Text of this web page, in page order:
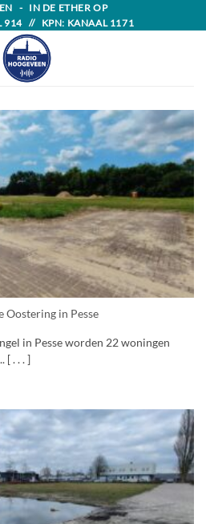
- IN DE ETHER OP
// KPN: KANAAL 1171
Oostering in Pesse
in Pesse worden 22 woningen
[ . . . ]